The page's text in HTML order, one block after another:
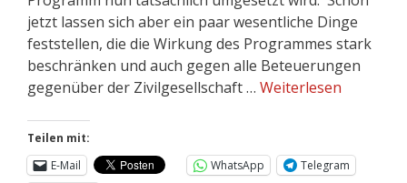
jetzt lassen sich aber ein paar wesentliche Dinge
feststellen, die die Wirkung des Programmes stark
beschränken und auch gegen alle Beteuerungen
gegenüber der Zivilgesellschaft … Weiterlesen
Teilen mit:
E-Mail
WhatsApp
Telegram